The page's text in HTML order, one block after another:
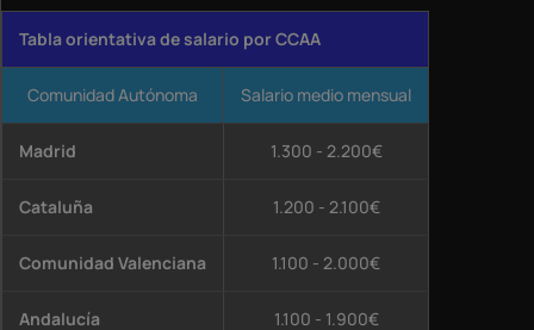
Tabla orientativa de salario por CCAA
Comunidad Autónoma Salario medio mensual
Madrid 1.300 - 2.200€
Cataluña 1.200 - 2.100€
Comunidad Valenciana 1.100 - 2.000€
Andalucía 1.100 - 1.900€